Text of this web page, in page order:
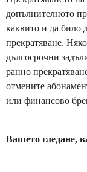
допълнителното
каквито и да било
прекратяване.
дългосрочни
ранно
отмените
или финансово
Вашето гледане,